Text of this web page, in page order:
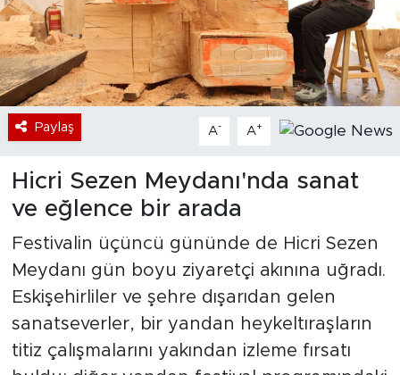
Paylaş A- A+
Hicri Sezen Meydanı'nda sanat
ve eğlence bir arada
Festivalin üçüncü gününde de Hicri Sezen
Meydanı gün boyu ziyaretçi akınına uğradı.
Eskişehirliler ve şehre dışarıdan gelen
sanatseverler, bir yandan heykeltıraşların
titiz çalışmalarını yakından izleme fırsatı